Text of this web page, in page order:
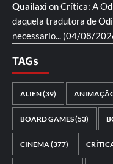
QuailaxionCrítica: A
daquela tradutora de
necessario... (04/08/
TAGs
ALIEN(39)
BOARD GAMES(53)
CINEMA(377)